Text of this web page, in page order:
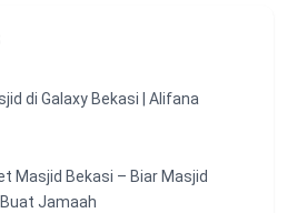
di Galaxy Bekasi | Alifana
Masjid Bekasi – Biar Masjid
Jamaah